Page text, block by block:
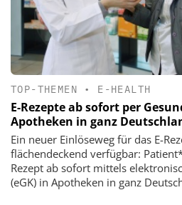
TOP-THEMEN • E-HEALTH
E-Rezepte ab sofort per
Apotheken in ganz
Ein neuer Einlöseweg für das E-
flächendeckend verfügbar:
Rezept ab sofort mittels
(eGK) in Apotheken in ganz